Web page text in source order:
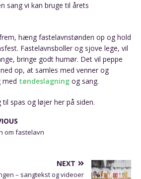
sang vi kan bruge til årets
hæng fastelavnstønden op og hold
Fastelavnsboller og sjove lege, vil
bringe godt humør. Det vil peppe
op, at samles med venner og
med tøndeslagning og sang.
spas og løjer her på siden.
om fastelavn
NEXT
– sangtekst og videoer